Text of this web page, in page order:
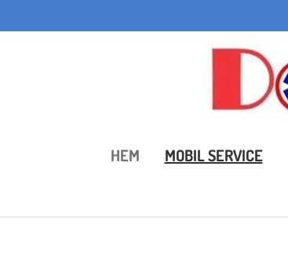
till
HEM MOBIL SERVICE